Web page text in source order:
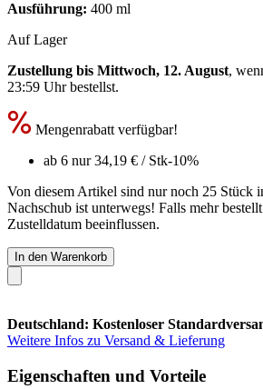
Ausführung: 400 ml
Auf Lager
Zustellung bis Mittwoch, 12. August,
23:59 Uhrbestellst.
Mengenrabatt verfügbar!
ab 6 nur34,19 € / Stk-10%
Von diesem Artikel sind nur noch 25 Stück
Nachschub ist unterwegs! Falls mehr
Zustelldatum beeinflussen.
In den Warenkorb
Deutschland: Kostenloser
Weitere Infos zu Versand & Lieferung
Eigenschaften und Vorteile